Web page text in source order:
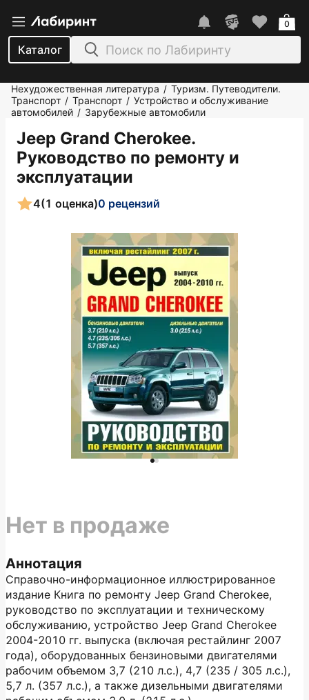
Каталог
0
Нехудожественная литература / Туризм. Путеводители.
Транспорт / Транспорт / Устройство и обслуживание
автомобилей / Зарубежные автомобили
Jeep Grand Cherokee.
Руководство по ремонту и
эксплуатации
4(1 оценка)0 рецензий
Аннотация
Справочно-информационное иллюстрированное
издание Книга по ремонту Jeep Grand Cherokee,
руководство по эксплуатации и техническому
обслуживанию, устройство Jeep Grand Cherokee
2004-2010 гг. выпуска (включая рестайлинг 2007
года), оборудованных бензиновыми двигателями
рабочим объемом 3,7 (210 л.с.), 4,7 (235 / 305 л.с.),
5,7 л. (357 л.с.), а также дизельными двигателями
Нет в продаже